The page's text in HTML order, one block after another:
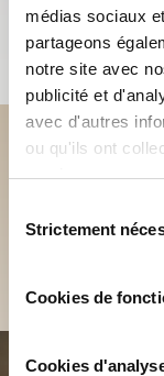
médias sociaux
partageons
notre site avec
publicité et
avec d'autres
ou qu'ils ont
services.
duStrictement
Cookies de
Cookies